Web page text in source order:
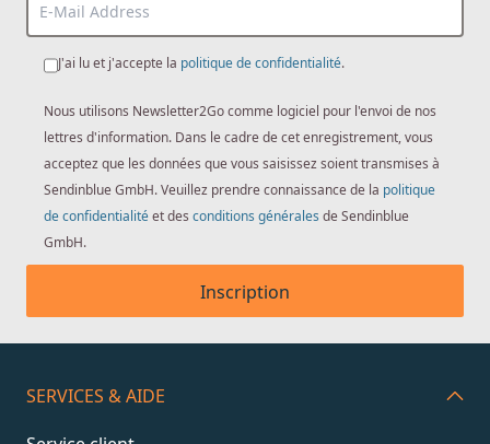
J'ai lu et j'accepte la politique de confidentialité.
Nous utilisons Newsletter2Go comme logiciel pour l'envoi de nos
lettres d'information. Dans le cadre de cet enregistrement, vous
acceptez que les données que vous saisissez soient transmises à
Sendinblue GmbH. Veuillez prendre connaissance de la politique
de confidentialitéet des conditions générales de Sendinblue
GmbH.
Inscription
SERVICES & AIDE